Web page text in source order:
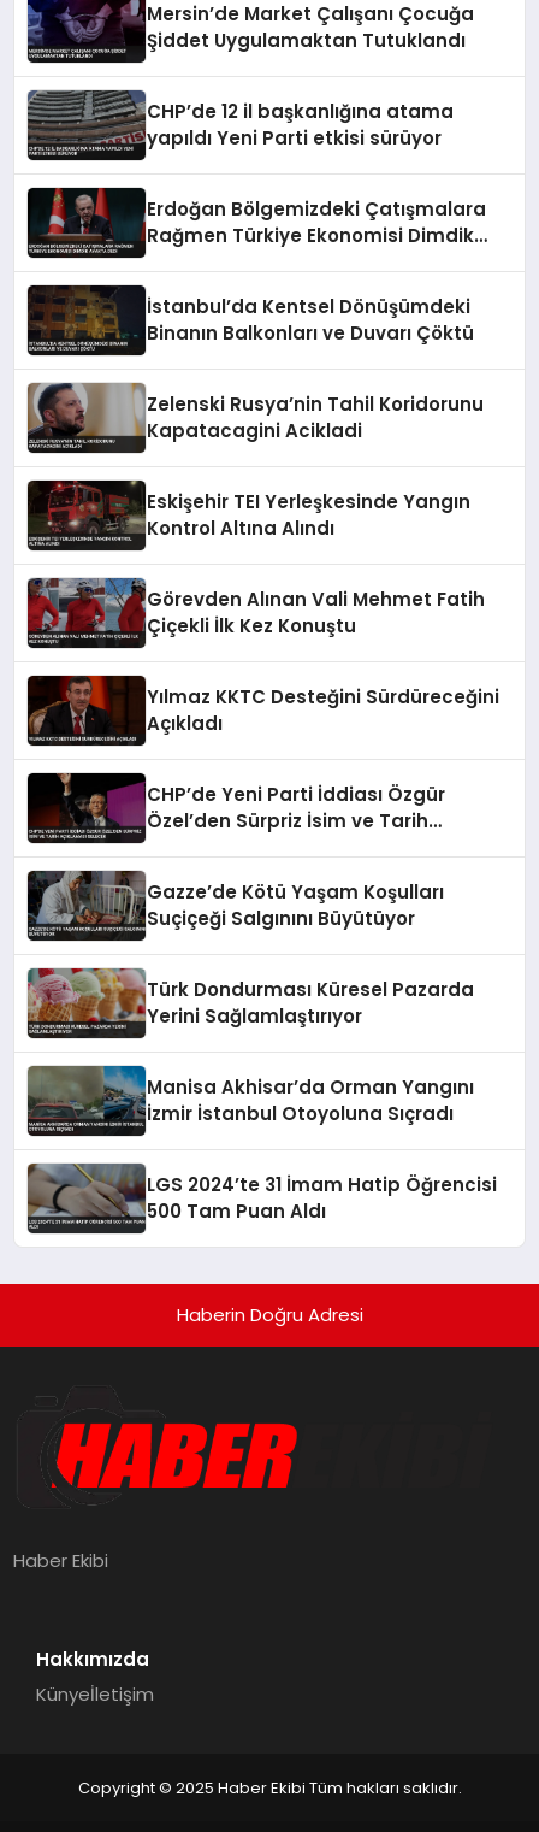
Mersin’de Market Çalışanı Çocuğa
Şiddet Uygulamaktan Tutuklandı
CHP’de 12 il başkanlığına atama
yapıldı Yeni Parti etkisi sürüyor
Erdoğan Bölgemizdeki Çatışmalara
Rağmen Türkiye Ekonomisi Dimdik
İstanbul’da Kentsel Dönüşümdeki
Binanın Balkonları ve Duvarı Çöktü
Zelenski Rusya’nin Tahil Koridorunu
Kapatacagini Acikladi
Eskişehir TEI Yerleşkesinde Yangın
Kontrol Altına Alındı
Görevden Alınan Vali Mehmet Fatih
Çiçekli İlk Kez Konuştu
Yılmaz KKTC Desteğini Sürdüreceğini
Açıkladı
CHP’de Yeni Parti İddiası Özgür
Özel’den Sürpriz İsim ve Tarih
Gazze’de Kötü Yaşam Koşulları
Suçiçeği Salgınını Büyütüyor
Türk Dondurması Küresel Pazarda
Yerini Sağlamlaştırıyor
Manisa Akhisar’da Orman Yangını
İzmir İstanbul Otoyoluna Sıçradı
LGS 2024’te 31 İmam Hatip Öğrencisi
500 Tam Puan Aldı
Haberin Doğru Adresi
Haber Ekibi
Hakkımızda
Künyeİletişim
Copyright © 2025 Haber Ekibi Tüm hakları saklıdır.